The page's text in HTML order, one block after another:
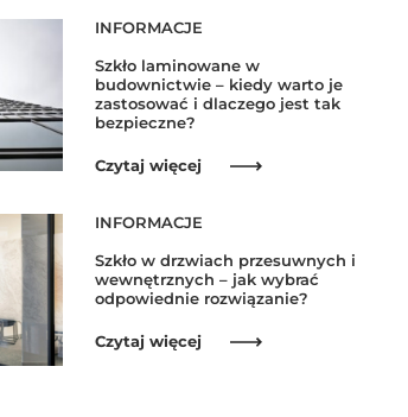
INFORMACJE
Szkło laminowane w
budownictwie – kiedy warto je
zastosować i dlaczego jest tak
bezpieczne?
Czytaj więcej
INFORMACJE
Szkło w drzwiach przesuwnych i
wewnętrznych – jak wybrać
odpowiednie rozwiązanie?
Czytaj więcej